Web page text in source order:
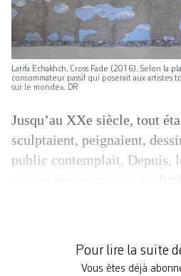
Latifa Echakhch, Cross Fade (2016). Selon la
consommateur passif qui poserait aux artistes
sur le monde». DR
Jusqu’au XXe siècle, tout
sculptaient, peignaient,
public contemplait. Depuis,
la matière pour créer: on
Pour lire la suite
Vous êtes déjà